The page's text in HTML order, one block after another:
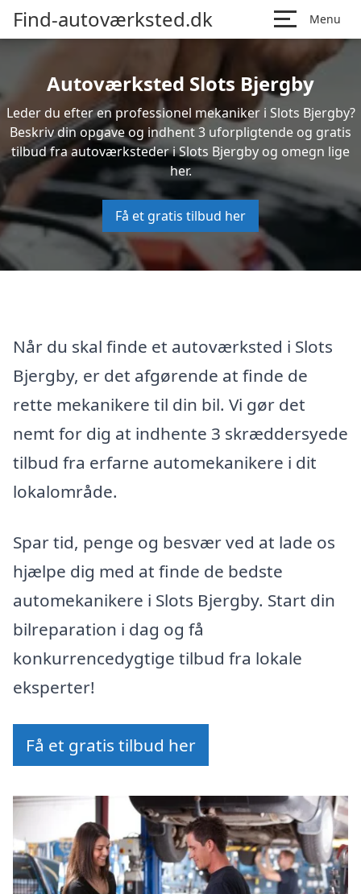
Find-autoværksted.dk Menu
Autoværksted Slots Bjergby
Leder du efter en professionel mekaniker i Slots Bjergby?
Beskriv din opgave og indhent 3 uforpligtende og gratis
tilbud fra autoværksteder i Slots Bjergby og omegn lige
her.
Få et gratis tilbud her
Når du skal finde et autoværksted i Slots
Bjergby, er det afgørende at finde de
rette mekanikere til din bil. Vi gør det
nemt for dig at indhente 3 skræddersyede
tilbud fra erfarne automekanikere i dit
lokalområde.
Spar tid, penge og besvær ved at lade os
hjælpe dig med at finde de bedste
automekanikere i Slots Bjergby. Start din
bilreparation i dag og få
konkurrencedygtige tilbud fra lokale
eksperter!
Få et gratis tilbud her